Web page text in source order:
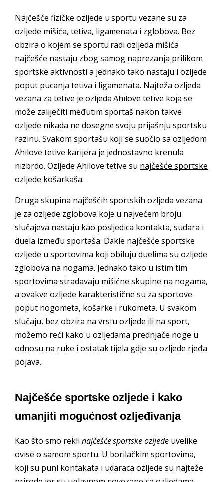
Najčešće fizičke ozljede u sportu vezane su za
ozljede mišića, tetiva, ligamenata i zglobova. Bez
obzira o kojem se sportu radi ozljeda mišića
najčešće nastaju zbog samog naprezanja prilikom
sportske aktivnosti a jednako tako nastaju i ozljede
poput pucanja tetiva i ligamenata. Najteža ozljeda
vezana za tetive je ozljeda Ahilove tetive koja se
može zaliječiti međutim sportaš nakon takve
ozljede nikada ne dosegne svoju prijašnju sportsku
razinu. Svakom sportašu koji se suočio sa ozljedom
Ahilove tetive karijera je jednostavno krenula
nizbrdo. Ozljede Ahilove tetive su najčešće sportske
ozljede košarkaša.
Druga skupina najčešćih sportskih ozljeda vezana
je za ozljede zglobova koje u najvećem broju
slučajeva nastaju kao posljedica kontakta, sudara i
duela između sportaša. Dakle najčešće sportske
ozljede u sportovima koji obiluju duelima su ozljede
zglobova na nogama. Jednako tako u istim tim
sportovima stradavaju mišićne skupine na nogama,
a ovakve ozljede karakteristične su za sportove
poput nogometa, košarke i rukometa. U svakom
slučaju, bez obzira na vrstu ozljede ili na sport,
možemo reći kako u ozljedama prednjače noge u
odnosu na ruke i ostatak tijela gdje su ozljede rjeđa
pojava.
Najčešće sportske ozljede i kako
umanjiti mogućnost ozljeđivanja
Kao što smo rekli najčešće sportske ozljede uvelike
ovise o samom sportu. U borilačkim sportovima,
koji su puni kontakata i udaraca ozljede su najteže